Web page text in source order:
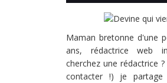
Maman bretonne d'une
ans, rédactrice web
cherchez une rédactrice
contacter !) je